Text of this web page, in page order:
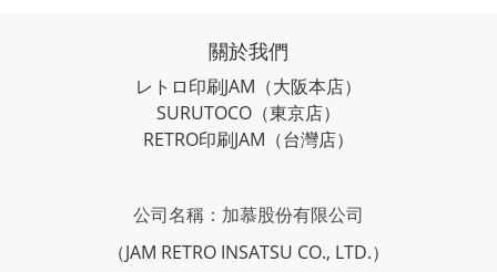
關於我們
レトロ印刷JAM （大阪本店）
SURUTOCO （東京店）
RETRO印刷JAM （台灣店）
公司名稱：加慕股份有限公司
（JAM RETRO INSATSU CO., LTD.）